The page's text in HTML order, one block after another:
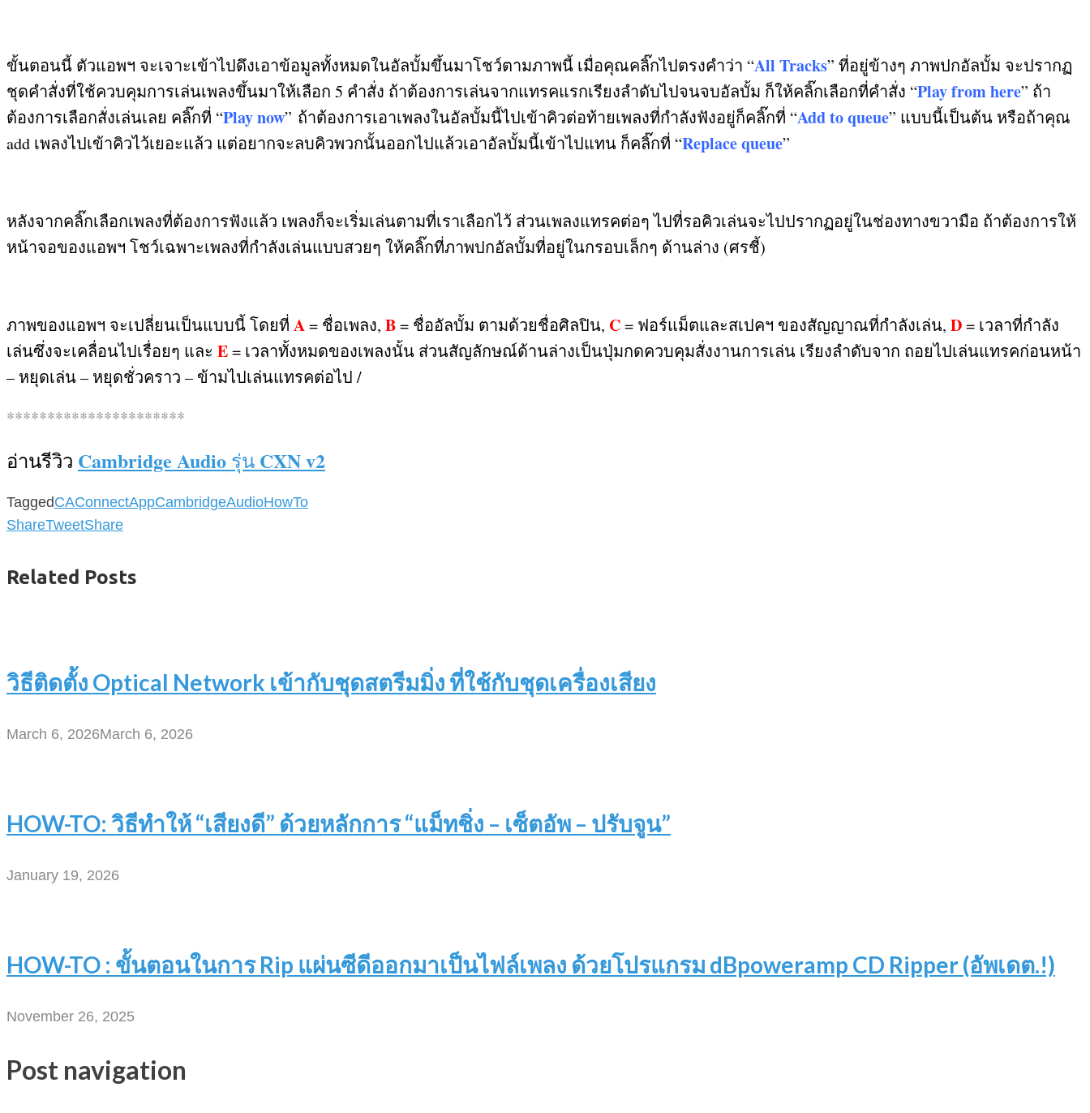
ขั้นตอนนี้ ตัวแอพฯ จะเจาะเข้าไปดึงเอาข้อมูลทั้งหมดในอัลบั้มขึ้นมาโชว์ตามภาพนี้ เมื่อคุณคลิ๊กไปตรงคำว่า “All Tracks” ที่อยู่ข้างๆ ภาพปกอัลบั้ม จะปรากฏ
ชุดคำสั่งที่ใช้ควบคุมการเล่นเพลงขึ้นมาให้เลือก 5 คำสั่ง ถ้าต้องการเล่นจากแทรคแรกเรียงลำดับไปจนจบอัลบั้ม ก็ให้คลิ๊กเลือกที่คำสั่ง “Play from here” ถ้า
ต้องการเลือกสั่งเล่นเลย คลิ๊กที่ “Play now” ถ้าต้องการเอาเพลงในอัลบั้มนี้ไปเข้าคิวต่อท้ายเพลงที่กำลังฟังอยู่ก็คลิ๊กที่ “Add to queue” แบบนี้เป็นต้น หรือถ้าคุณ
add เพลงไปเข้าคิวไว้เยอะแล้ว แต่อยากจะลบคิวพวกนั้นออกไปแล้วเอาอัลบั้มนี้เข้าไปแทน ก็คลิ๊กที่ “Replace queue”
หลังจากคลิ๊กเลือกเพลงที่ต้องการฟังแล้ว เพลงก็จะเริ่มเล่นตามที่เราเลือกไว้ ส่วนเพลงแทรคต่อๆ ไปที่รอคิวเล่นจะไปปรากฏอยู่ในช่องทางขวามือ ถ้าต้องการให้
หน้าจอของแอพฯ โชว์เฉพาะเพลงที่กำลังเล่นแบบสวยๆ ให้คลิ๊กที่ภาพปกอัลบั้มที่อยู่ในกรอบเล็กๆ ด้านล่าง (ศรชี้)
ภาพของแอพฯ จะเปลี่ยนเป็นแบบนี้ โดยที่ A= ชื่อเพลง, B= ชื่ออัลบั้ม ตามด้วยชื่อศิลปิน, C= ฟอร์แม็ตและสเปคฯ ของสัญญาณที่กำลังเล่น, D= เวลาที่กำลัง
เล่นซึ่งจะเคลื่อนไปเรื่อยๆ และ E= เวลาทั้งหมดของเพลงนั้น ส่วนสัญลักษณ์ด้านล่างเป็นปุ่มกดควบคุมสั่งงานการเล่น เรียงลำดับจาก ถอยไปเล่นแทรคก่อนหน้า
– หยุดเล่น – หยุดชั่วคราว – ข้ามไปเล่นแทรคต่อไป /
**********************
อ่านรีวิว Cambridge Audio รุ่น CXN v2
TaggedCAConnectAppCambridgeAudioHowTo
ShareTweetShare
Related Posts
วิธีติดตั้ง Optical Network เข้ากับชุดสตรีมมิ่ง ที่ใช้กับชุดเครื่องเสียง
March 6, 2026March 6, 2026
HOW-TO: วิธีทำให้ “เสียงดี” ด้วยหลักการ “แม็ทชิ่ง – เซ็ตอัพ – ปรับจูน”
January 19, 2026
HOW-TO : ขั้นตอนในการ Rip แผ่นซีดีออกมาเป็นไฟล์เพลง ด้วยโปรแกรม dBpoweramp CD Ripper (อัพเดต.!)
November 26, 2025
Post navigation